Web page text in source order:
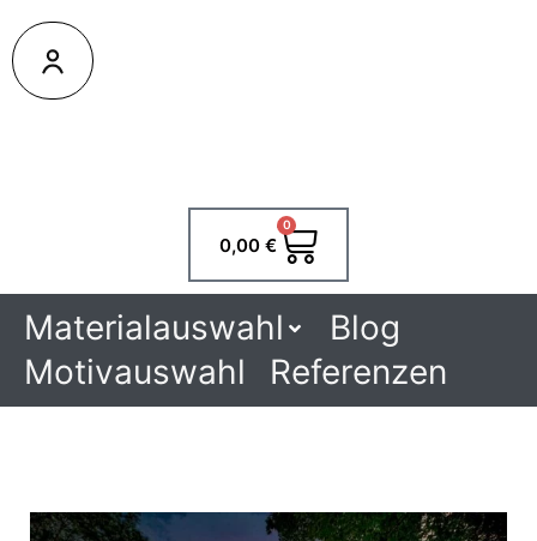
0,00 €
0
Warenkorb
Materialauswahl
Blog
Motivauswahl
Referenzen